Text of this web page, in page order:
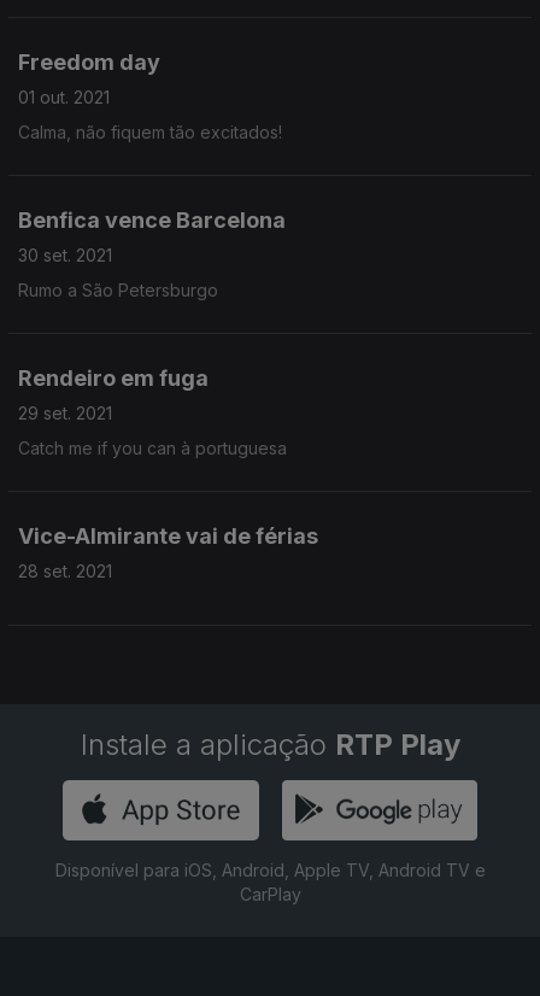
Freedom day
01 out. 2021
Calma, não fiquem tão excitados!
Benfica vence Barcelona
30 set. 2021
Rumo a São Petersburgo
Rendeiro em fuga
29 set. 2021
Catch me if you can à portuguesa
Vice-Almirante vai de férias
28 set. 2021
Instale a aplicação RTP Play
Disponível para iOS, Android, Apple TV, Android TV e
CarPlay